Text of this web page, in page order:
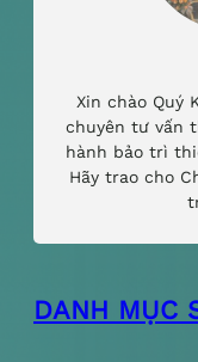
Xin chào Quý
chuyên tư vấn
hành bảo trì
Hãy trao cho
DANH MỤC